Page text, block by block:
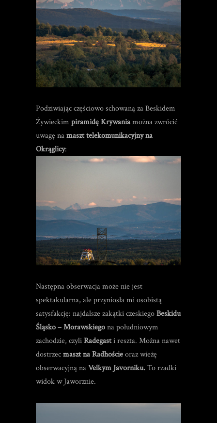
Podziwiając częściowo schowaną za Beskidem
Żywieckim piramidę Krywaniamożna zwrócić
uwagę namaszt telekomunikacyjny na
Okrąglicy:
Następna obserwacja może nie jest
spektakularna, ale przyniosła mi osobistą
satysfakcję: najdalsze zakątki czeskiegoBeskidu
Śląsko – Morawskiegona południowym
zachodzie, czyliRadegasti reszta. Można nawet
dostrzecmaszt na Radhościeoraz wieżę
obserwacyjną naVelkym Javorniku.To rzadki
widok w Jaworznie.